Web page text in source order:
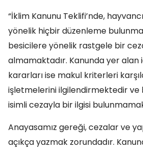
“İklim Kanunu Teklifi’nde,
yönelik hiçbir düzenleme
besicilere yönelik rastgele bir
almamaktadır. Kanunda yer alan
kararları ise makul kriterleri
işletmelerini ilgilendirmektedir ve
isimli cezayla bir ilgisi
Anayasamız gereği, cezalar ve
açıkça yazmak zorundadır.